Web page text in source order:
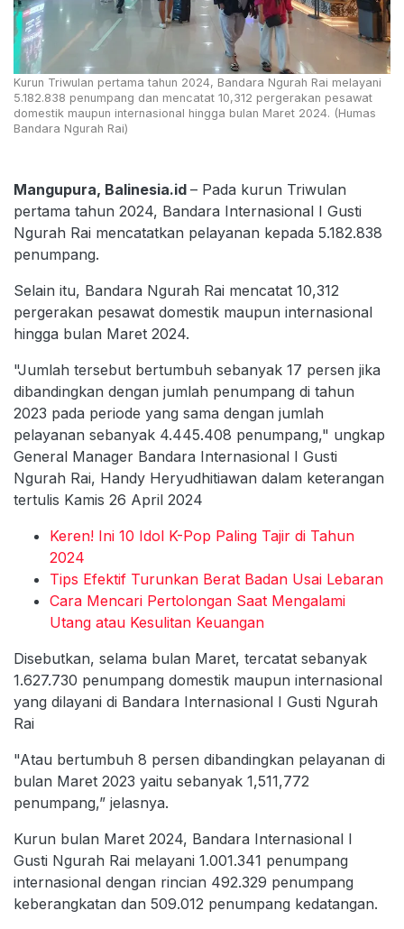
Kurun Triwulan pertama tahun 2024, Bandara Ngurah Rai melayani
5.182.838 penumpang dan mencatat 10,312 pergerakan pesawat
domestik maupun internasional hingga bulan Maret 2024. (Humas
Bandara Ngurah Rai)
Mangupura, Balinesia.id – Pada kurun Triwulan
pertama tahun 2024, Bandara Internasional I Gusti
Ngurah Rai mencatatkan pelayanan kepada 5.182.838
penumpang.
Selain itu, Bandara Ngurah Rai mencatat 10,312
pergerakan pesawat domestik maupun internasional
hingga bulan Maret 2024.
"Jumlah tersebut bertumbuh sebanyak 17 persen jika
dibandingkan dengan jumlah penumpang di tahun
2023 pada periode yang sama dengan jumlah
pelayanan sebanyak 4.445.408 penumpang," ungkap
General Manager Bandara Internasional I Gusti
Ngurah Rai, Handy Heryudhitiawan dalam keterangan
tertulis Kamis 26 April 2024
Keren! Ini 10 Idol K-Pop Paling Tajir di Tahun
2024
Tips Efektif Turunkan Berat Badan Usai Lebaran
Cara Mencari Pertolongan Saat Mengalami
Utang atau Kesulitan Keuangan
Disebutkan, selama bulan Maret, tercatat sebanyak
1.627.730 penumpang domestik maupun internasional
yang dilayani di Bandara Internasional I Gusti Ngurah
Rai
"Atau bertumbuh 8 persen dibandingkan pelayanan di
bulan Maret 2023 yaitu sebanyak 1,511,772
penumpang,” jelasnya.
Kurun bulan Maret 2024, Bandara Internasional I
Gusti Ngurah Rai melayani 1.001.341 penumpang
internasional dengan rincian 492.329 penumpang
keberangkatan dan 509.012 penumpang kedatangan.